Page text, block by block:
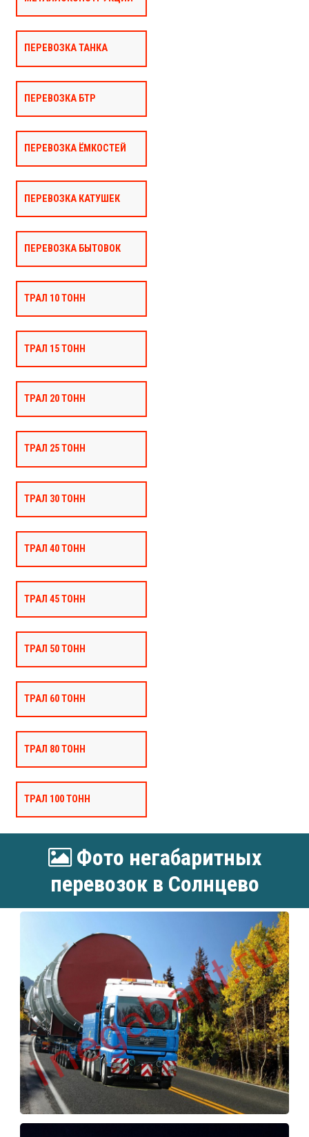
ПЕРЕВОЗКА ТАНКА
ПЕРЕВОЗКА БТР
ПЕРЕВОЗКА ЁМКОСТЕЙ
ПЕРЕВОЗКА КАТУШЕК
ПЕРЕВОЗКА БЫТОВОК
ТРАЛ 10 ТОНН
ТРАЛ 15 ТОНН
ТРАЛ 20 ТОНН
ТРАЛ 25 ТОНН
ТРАЛ 30 ТОНН
ТРАЛ 40 ТОНН
ТРАЛ 45 ТОНН
ТРАЛ 50 ТОНН
ТРАЛ 60 ТОНН
ТРАЛ 80 ТОНН
ТРАЛ 100 ТОНН
Фото негабаритных
перевозок в Солнцево